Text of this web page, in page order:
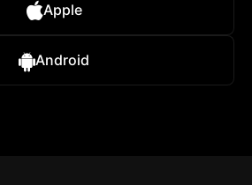
Apple
Android